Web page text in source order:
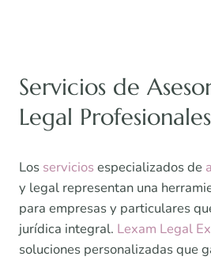
Servicios de
Legal Profesionales
Los servicios especializados de
y legal representan una
para empresas y particulares
jurídica integral. Lexam Legal
soluciones personalizadas que